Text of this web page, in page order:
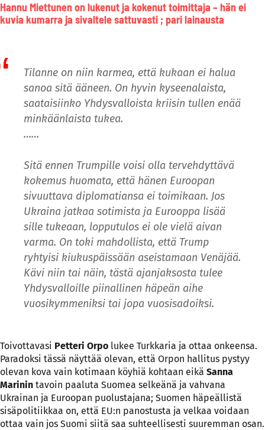
Hannu Miettunen on lukenut ja kokenut toimittaja – hän ei
kuvia kumarra ja sivaltele sattuvasti ; parilainausta
Tilanne on niin karmea, että kukaan ei halua
sanoa sitä ääneen. On hyvin kyseenalaista,
saataisiinko Yhdysvalloista kriisin tullen enää
minkäänlaista tukea.
……
Sitä ennen Trumpille voisi olla tervehdyttävä
kokemus huomata, että hänen Euroopan
sivuuttava diplomatiansa ei toimikaan. Jos
Ukraina jatkaa sotimista ja Eurooppa lisää
sille tukeaan, lopputulos ei ole vielä aivan
varma. On toki mahdollista, että Trump
ryhtyisi kiukuspäissään aseistamaan Venäjää.
Kävi niin tai näin, tästä ajanjaksosta tulee
Yhdysvalloille piinallinen häpeän aihe
vuosikymmeniksi tai jopa vuosisadoiksi.
Toivottavasi Petteri Orpo lukee Turkkaria ja ottaa onkeensa.
Paradoksi tässä näyttää olevan, että Orpon hallitus pystyy
olevan kova vain kotimaan köyhiä kohtaan eikä Sanna
Marinin tavoin paaluta Suomea selkeänä ja vahvana
Ukrainan ja Euroopan puolustajana; Suomen häpeällistä
sisäpolitiikkaa on, että EU:n panostusta ja velkaa voidaan
ottaa vain jos Suomi siitä saa suhteellisesti suuremman osan.